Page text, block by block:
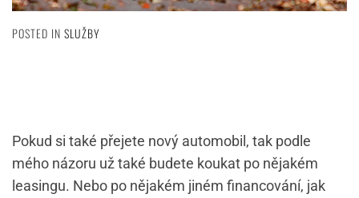
POSTED IN SLUŽBY
Pokud si také přejete nový automobil, tak podle
mého názoru už také budete koukat po nějakém
leasingu. Nebo po nějakém jiném financování, jak